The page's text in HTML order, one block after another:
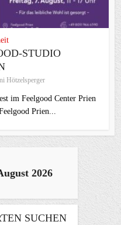
STUDIO
Hötzelsperger
im Feelgood Center Prien
Prien...
2026
SUCHEN